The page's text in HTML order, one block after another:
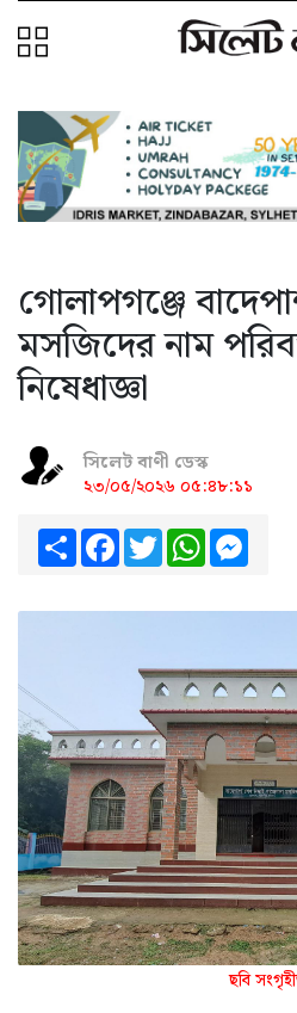
গোলাপগঞ্জে
মসজিদের নাম
নিষেধাজ্ঞা
সিলেট বাণী ডেস্ক
২৩/০৫/২০২৬ ০৫:৪৮:১১
ShareFacebook
TwitterWhatsApp
ছবি